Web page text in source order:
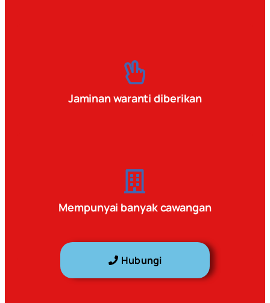
Jaminan waranti diberikan
Mempunyai banyak cawangan
Hubungi